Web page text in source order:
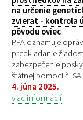
na určenie
zvierat - kontrola
pôvodu oviec
PPA oznamuje
predkladanie
zabezpečenie
štátnej pomoci č.
4. júna 2025.
viac informácií